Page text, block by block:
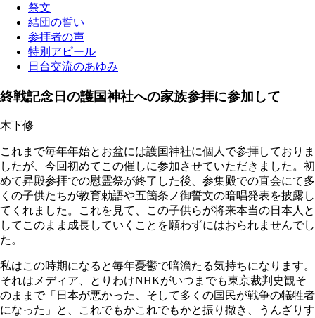
祭文
結団の誓い
参拝者の声
特別アピール
日台交流のあゆみ
終戦記念日の護国神社への家族参拝に参加して
木下修
これまで毎年年始とお盆には護国神社に個人で参拝しておりま
したが、今回初めてこの催しに参加させていただきました。初
めて昇殿参拝での慰霊祭が終了した後、参集殿での直会にて多
くの子供たちが教育勅語や五箇条ノ御誓文の暗唱発表を披露し
てくれました。これを見て、この子供らが将来本当の日本人と
してこのまま成長していくことを願わずにはおられませんでし
た。
私はこの時期になると毎年憂鬱で暗澹たる気持ちになります。
それはメディア、とりわけNHKがいつまでも東京裁判史観そ
のままで「日本が悪かった、そして多くの国民が戦争の犠牲者
になった」と、これでもかこれでもかと振り撒き、うんざりす